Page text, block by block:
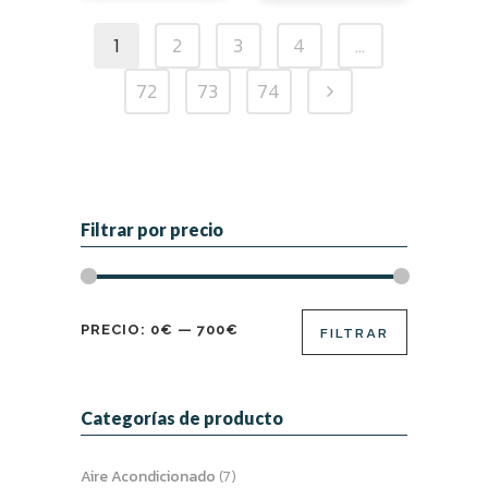
original
era:
actual
1 2 3 4
…
72
73 74
Filtrar por precio
Precio
Precio
FILTRAR
PRECIO: 0€ — 700€
Categorías de producto
Aire Acondicionado (7)